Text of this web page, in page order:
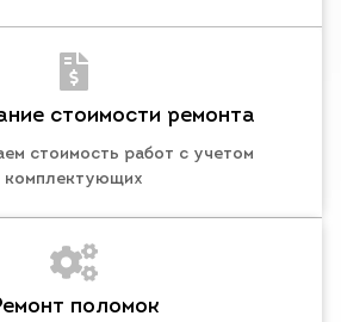
стоимости ремонта
стоимость работ с учетом
комплектующих
поломок